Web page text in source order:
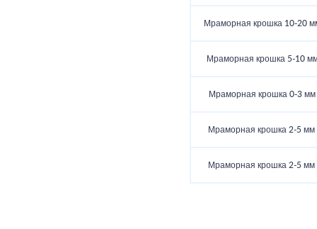
Мраморная крошка 10-20
Мраморная крошка 5-10 мм
Мраморная крошка 0-3 мм
Мраморная крошка 2-5 мм
Мраморная крошка 2-5 мм